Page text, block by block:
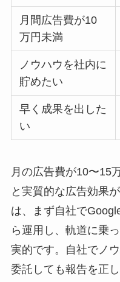
月間広告費が10
万円未満
ノウハウを社内に
貯めたい
早く成果を出した
い
月の広告費が10〜15
と実質的な広告効果
は、まず自社で
ら運用し、軌道に乗
実的です。自社でノ
委託しても報告を正